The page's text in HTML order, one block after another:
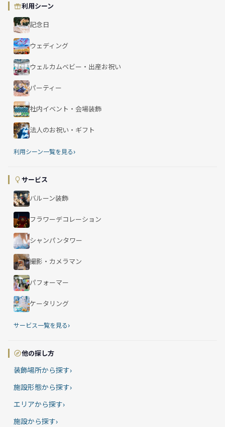
利用シーン
記念日
ウェディング
ウェルカムベビー・出産お祝い
パーティー
社内イベント・会場装飾
法人のお祝い・ギフト
利用シーン一覧を見る›
サービス
バルーン装飾
フラワーデコレーション
シャンパンタワー
撮影・カメラマン
パフォーマー
ケータリング
サービス一覧を見る›
他の探し方
装飾場所から探す›
施設形態から探す›
エリアから探す›
施設から探す›